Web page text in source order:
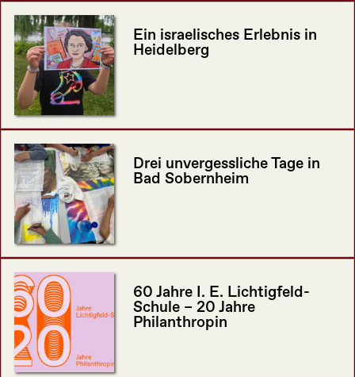
Ein israelisches Erlebnis in
Heidelberg
Drei unvergessliche Tage in
Bad Sobernheim
60 Jahre I. E. Lichtigfeld-
Schule – 20 Jahre
Philanthropin